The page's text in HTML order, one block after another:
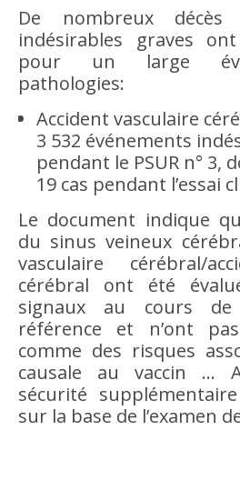
De nombreux décès
indésirables graves
pour un large
pathologies:
Accident vasculaire
3 532 événements
pendant le PSUR n° 3,
19 cas pendant l’essai
Le document indique
du sinus veineux
vasculaire cérébral/
cérébral ont été
signaux au cours
référence et n’ont
comme des risques
causale au vaccin …
sécurité
sur la base de l’examen